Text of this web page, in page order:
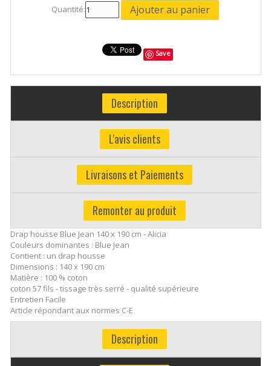
Quantité:
Save
Description
L'avis clients
Livraisons et Paiements
Remonter au produit
Drap housse Blue Jean 140 x 190 cm - Alicia
Couleurs dominantes : Blue Jean
Contient : un drap housse
Dimensions : 140 x 190 cm
Matière : 100 % coton
coton 57 fils - tissage très serré - qualité supérieure
Entretien Facile
Article répondant aux normes C-E
Description